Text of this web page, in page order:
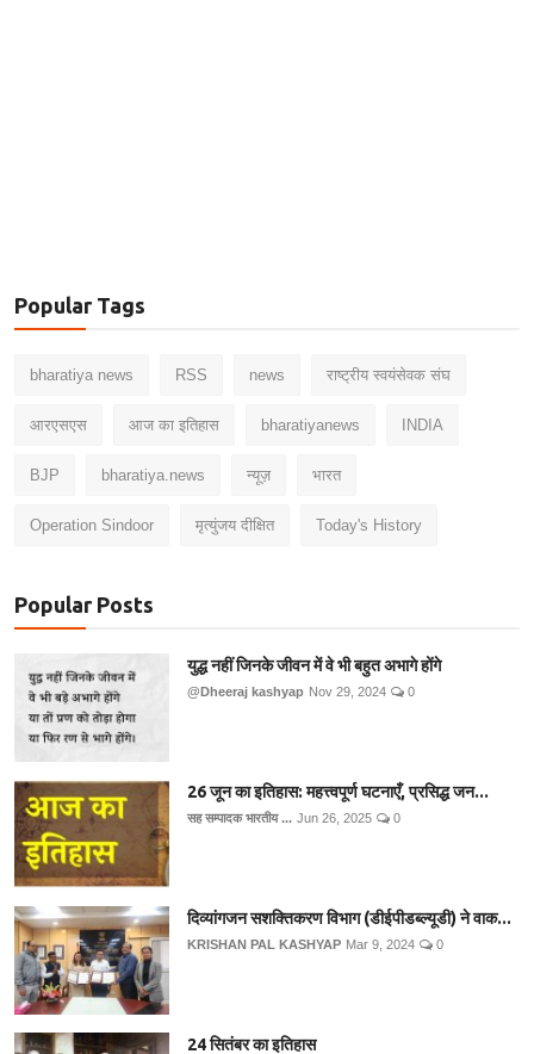
Popular Tags
bharatiya news RSS news राष्ट्रीय स्वयंसेवक संघ
आरएसएस आज का इतिहास bharatiyanews INDIA
BJP bharatiya.news न्यूज़ भारत
Operation Sindoor मृत्युंजय दीक्षित Today's History
Popular Posts
युद्ध नहीं जिनके जीवन में वे भी बहुत अभागे होंगे
@Dheeraj kashyap Nov 29, 2024 0
26 जून का इतिहास: महत्त्वपूर्ण घटनाएँ, प्रसिद्ध जन...
सह सम्पादक भारतीय ... Jun 26, 2025 0
दिव्यांगजन सशक्तिकरण विभाग (डीईपीडब्ल्यूडी) ने वाक...
KRISHAN PAL KASHYAP Mar 9, 2024 0
24 सितंबर का इतिहास